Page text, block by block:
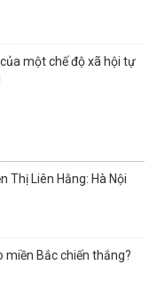
của một chế độ xã hội tự
Thị Liên Hằng: Hà Nội
miền Bắc chiến thắng?